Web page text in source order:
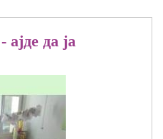
ајде да ја